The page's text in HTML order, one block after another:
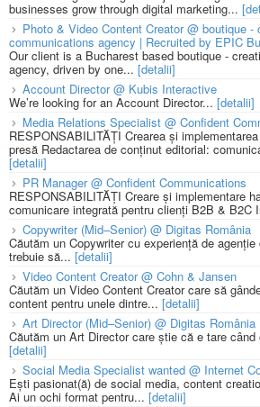
businesses grow through digital marketing...
Photo & Video Content Creator @ boutique -
communications agency | Recruited by EPIC
Our client is a Bucharest based boutique -
agency, driven by one... [detalii]
Account Director @ Kubis Interactive
We’re looking for an Account Director... [detalii]
Media Relations Specialist @ Confident
RESPONSABILITĂȚI Crearea și
presă Redactarea de conținut editorial:
[detalii]
PR Manager @ Confident Communications
RESPONSABILITĂȚI Creare și implementare
comunicare integrată pentru clienți B2B & B2C
Copywriter (Mid–Senior) @ Digitas România
Căutăm un Copywriter cu experiență de
trebuie să... [detalii]
Video Content Creator @ Cohn & Jansen
Căutăm un Video Content Creator care să
content pentru unele dintre... [detalii]
Art Director (Mid–Senior) @ Digitas România
Căutăm un Art Director care știe că e tare când
[detalii]
Social Media Specialist wanted @ Internet
Ești pasionat(ă) de social media, content
Ai un ochi format pentru... [detalii]